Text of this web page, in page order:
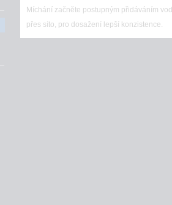
Míchání začněte postupným přidáváním
přes síto, pro dosažení lepší konzistence.